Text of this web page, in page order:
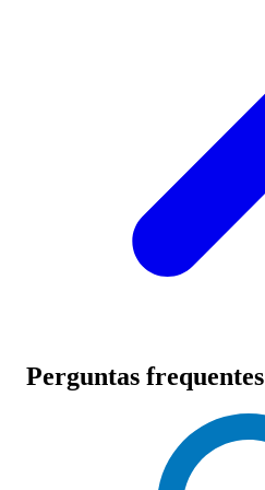
Perguntas frequentes